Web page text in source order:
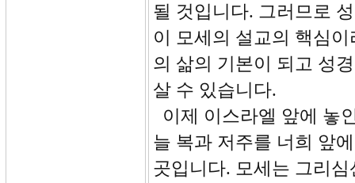
될 것입니다. 그러므로
이 모세의 설교의 핵심
의 삶의 기본이 되고 성
살 수 있습니다.
이제 이스라엘 앞에 놓
늘 복과 저주를 너희 앞
곳입니다. 모세는 그리